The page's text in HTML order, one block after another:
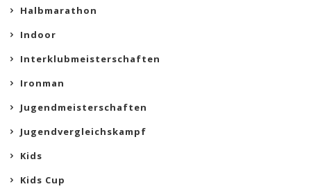
Halbmarathon
Indoor
Interklubmeisterschaften
Ironman
Jugendmeisterschaften
Jugendvergleichskampf
Kids
Kids Cup